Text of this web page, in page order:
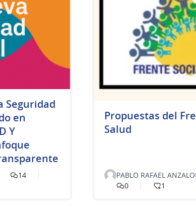
Seguridad
en
Y
14
Propuestas del
Salud
PABLO RAFAEL
0
1